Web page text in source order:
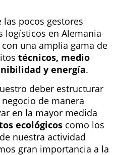
las pocos gestores
logísticos en Alemania
una amplia gama de
técnicos, medio
y energía.
deber estructurar
de manera
en la mayor medida
ecológicos como los
de nuestra actividad
gran importancia a la